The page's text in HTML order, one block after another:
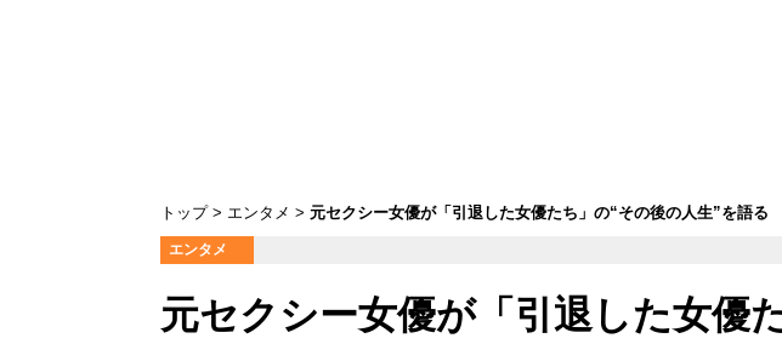
トップ エンタメ 元セクシー女優が「引退した女優たち」の“その後の人生”を語る
エンタメ
元セクシー女優が「引退した女優